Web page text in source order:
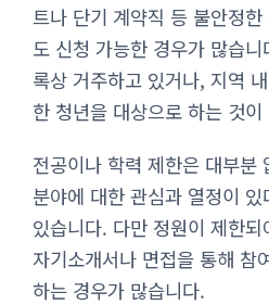
트나 단기 계약직 등 불안정
도 신청 가능한 경우가 많습
록상 거주하고 있거나, 지역
한 청년을 대상으로 하는 것
전공이나 학력 제한은 대부분
분야에 대한 관심과 열정이
있습니다. 다만 정원이 제한
자기소개서나 면접을 통해 참
하는 경우가 많습니다.